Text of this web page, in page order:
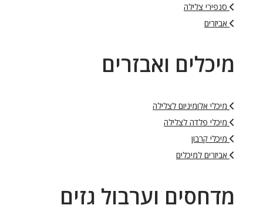
סנפירי צלילה
אביזרים
מיכלים ואבזרים
מיכלי אלומיניום לצלילה
מיכלי פלדה לצלילה
מיכלי קרבון
אביזרים למיכלים
מדחסים וערבול גזים